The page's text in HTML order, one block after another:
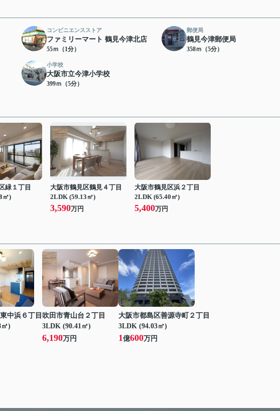
コンビニエンスストア
ファミリーマート 鶴見今津北店
55ｍ（1分）
郵便局
鶴見今津郵便局
358ｍ（5分）
小学校
大阪市立今津小学校
399ｍ（5分）
緑１丁目
㎡)
大阪市鶴見区鶴見４丁目
2LDK (59.13㎡)
3,590万円
大阪市鶴見区浜２丁目
2LDK (65.40㎡)
5,400万円
中浜６丁目
)
吹田市青山台２丁目
3LDK (90.41㎡)
6,190万円
大阪市都島区善源寺町２丁目
3LDK (94.03㎡)
1億600万円